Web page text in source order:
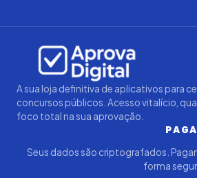
A sua loja definitiva de aplicativos para
concursos públicos. Acesso vitalício,
foco total na sua aprovação.
Seus dados são criptografados.
forma